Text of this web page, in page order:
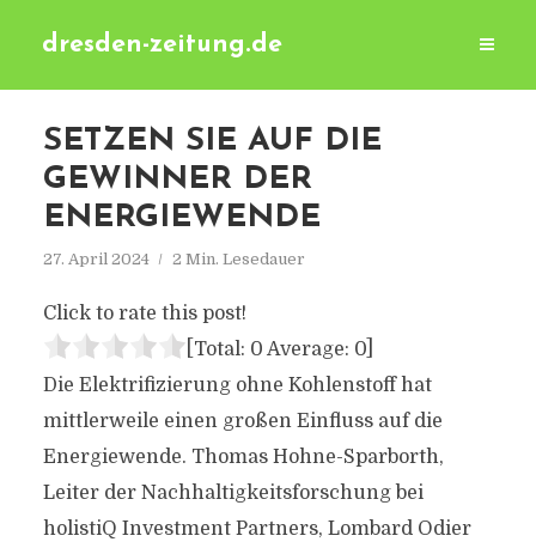
dresden-zeitung.de
SETZEN SIE AUF DIE
GEWINNER DER
ENERGIEWENDE
27. April 2024 2 Min. Lesedauer
Click to rate this post!
[Total: 0 Average: 0]
Die Elektrifizierung ohne Kohlenstoff hat
mittlerweile einen großen Einfluss auf die
Energiewende. Thomas Hohne-Sparborth,
Leiter der Nachhaltigkeitsforschung bei
holistiQ Investment Partners, Lombard Odier